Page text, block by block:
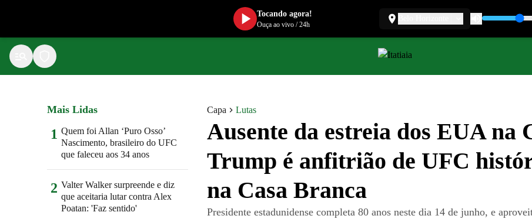
Capa Lutas
Ausente da estreia dos EUA na
Trump é anfitrião de UFC
na Casa Branca
Presidente estadunidense completa 80 anos neste dia 14 de junho, e
Mais Lidas
1 Quem foi Allan ‘Puro Osso’
Nascimento, brasileiro do UFC
que faleceu aos 34 anos
2 Valter Walker surpreende e diz
que aceitaria lutar contra Alex
Poatan: 'Faz sentido'
Tocando agora!
Ouça ao vivo/24h